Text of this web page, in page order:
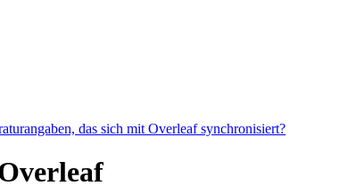
das sich mit Overleaf synchronisiert?